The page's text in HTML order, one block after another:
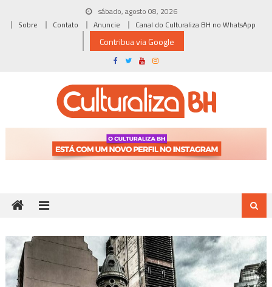
sábado, agosto 08, 2026
Sobre
Contato Anuncie Canal do Culturaliza BH no WhatsApp
Contribua via Google